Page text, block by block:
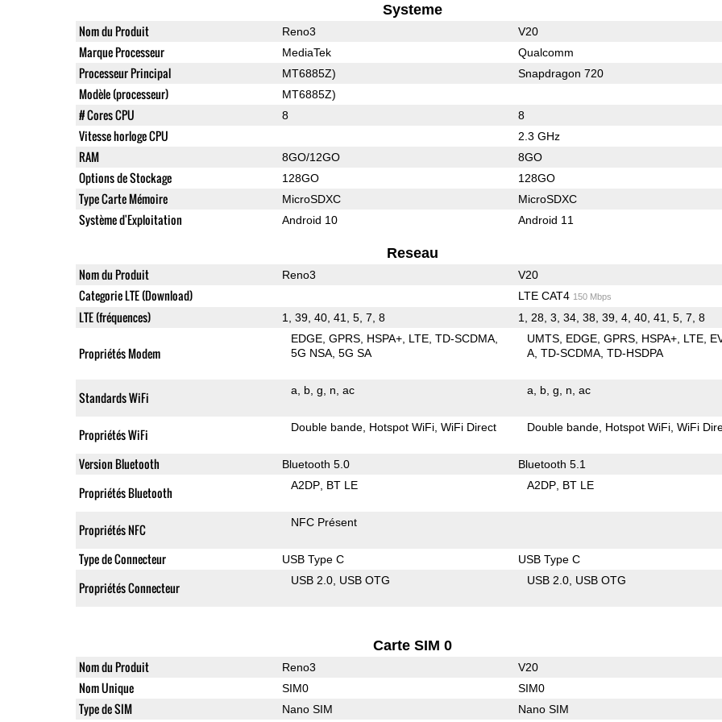
Systeme
Nom du Produit Reno3 V20
Marque Processeur MediaTek Qualcomm
Processeur Principal MT6885Z) Snapdragon 720
Modèle (processeur) MT6885Z)
# Cores CPU 8 8
Vitesse horloge CPU 2.3 GHz
RAM 8GO/12GO 8GO
Options de Stockage 128GO 128GO
Type Carte Mémoire MicroSDXC MicroSDXC
Système d'Exploitation Android 10 Android 11
Reseau
Nom du Produit Reno3 V20
Categorie LTE (Download) LTE CAT4 150 Mbps
LTE (fréquences) 1, 39, 40, 41, 5, 7, 8 1, 28, 3, 34, 38, 39, 4, 40, 41, 5, 7, 8
Propriétés Modem
EDGE GPRS HSPA+ LTE TD-SCDMA
5G NSA 5G SA
UMTS EDGE GPRS HSPA+ LTE
A TD-SCDMA TD-HSDPA
Standards WiFi a b g n ac a b g n ac
Propriétés WiFi Double bande Hotspot WiFi WiFi Direct Double bande Hotspot WiFi WiFi
Version Bluetooth Bluetooth 5.0 Bluetooth 5.1
Propriétés Bluetooth A2DP BT LE A2DP BT LE
Propriétés NFC NFC Présent
Type de Connecteur USB Type C USB Type C
Propriétés Connecteur USB 2.0 USB OTG USB 2.0 USB OTG
Carte SIM 0
Nom du Produit Reno3 V20
Nom Unique SIM0 SIM0
Type de SIM Nano SIM Nano SIM